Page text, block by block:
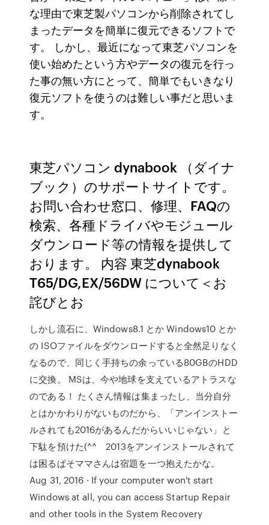
な理由で東芝製パソコンから削除されてし
まったデータを簡単に復元できるソフトで
す。 しかし、最近になって東芝パソコンを
使い始めたという方やデータの復元を行っ
た事の無い方にとって、簡単でもいきなり
復元ソフトを使うのは難しい事だと思いま
す。
東芝パソコン dynabook （ダイナ
ブック）のサポートサイトです。
お問い合わせ窓口、修理、FAQの
検索、各種ドライバやモジュール
ダウンロード等の情報を提供して
おります。 内容 東芝dynabook
T65/DG,EX/56DW について＜お
詫びとお
しかし流石に、Windows8.1 とか Windows10 とか
の ISOファイルをダウンロードすると全然足りなく
なるので、同じく手持ちの余っている80GBのHDD
に交換。 MSは、今や地球を支えているアトラスな
のである！ たくさん情報は集まったし、当分自分
とはかかわりがないものだから、「アンインストー
ルされても2016があるんだからいいじゃない」と
下駄を預けた(^^ゞ2013をアンインストールされて
は困るぱそママさんは宿題を一つ抱えたかな。
Aug 31, 2016 · If your computer won't start
Windows at all, you can access Startup Repair
and other tools in the System Recovery